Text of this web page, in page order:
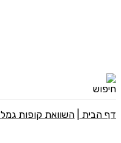
דף הבית השוואת קופות גמל